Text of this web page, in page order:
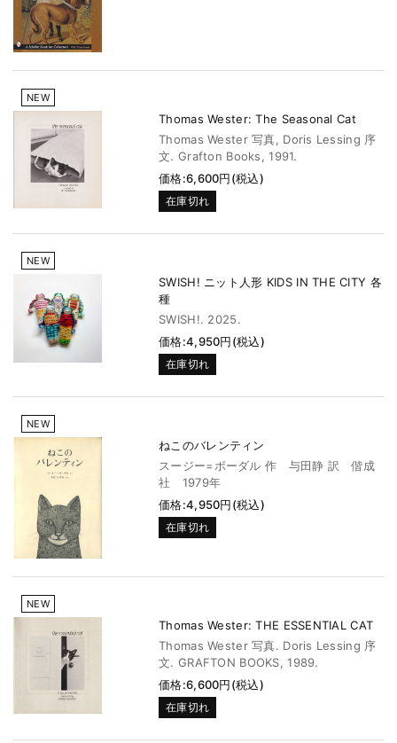
NEW
Thomas Wester: The Seasonal Cat
Thomas Wester 写真, Doris Lessing 序
文. Grafton Books, 1991.
価格:6,600円(税込)
在庫切れ
NEW
SWISH! ニット人形 KIDS IN THE CITY 各
種
SWISH!. 2025.
価格:4,950円(税込)
在庫切れ
NEW
ねこのバレンティン
スージー=ボーダル 作 与田静 訳 偕成
社 1979年
価格:4,950円(税込)
在庫切れ
NEW
Thomas Wester: THE ESSENTIAL CAT
Thomas Wester 写真. Doris Lessing 序
文. GRAFTON BOOKS, 1989.
価格:6,600円(税込)
在庫切れ